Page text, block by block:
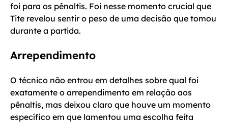
foi para os pênaltis. Foi nesse momento crucial que
Tite revelou sentir o peso de uma decisão que tomou
durante a partida.
Arrependimento
O técnico não entrou em detalhes sobre qual foi
exatamente o arrependimento em relação aos
pênaltis, mas deixou claro que houve um momento
específico em que lamentou uma escolha feita